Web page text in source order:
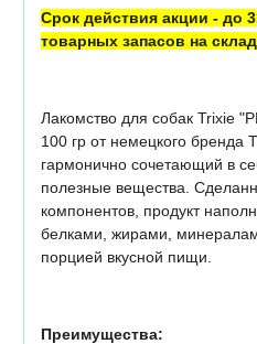
Срок действия акции - до
товарных запасов на
Лакомство для собак Trixie
100 гр от немецкого бренда
гармонично сочетающий в
полезные вещества.
компонентов, продукт
белками, жирами,
порцией вкусной пищи.
Преимущества: